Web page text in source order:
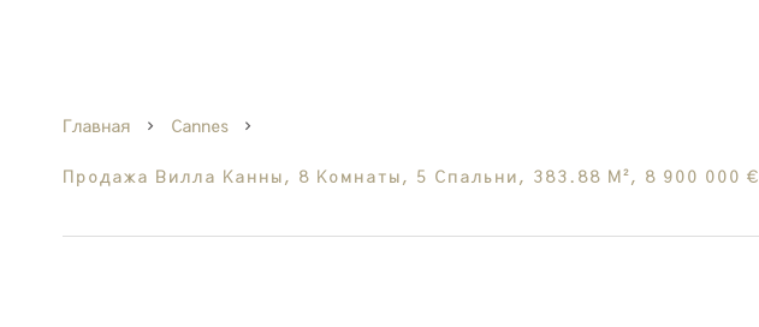
Главная Cannes
Продажа Вилла Канны, 8 Комнаты, 5 Спальни, 383.88 М², 8 900 000 €